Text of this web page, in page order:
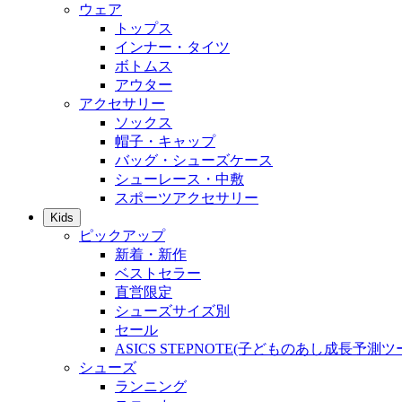
ウェア
トップス
インナー・タイツ
ボトムス
アウター
アクセサリー
ソックス
帽子・キャップ
バッグ・シューズケース
シューレース・中敷
スポーツアクセサリー
Kids
ピックアップ
新着・新作
ベストセラー
直営限定
シューズサイズ別
セール
ASICS STEPNOTE(子どものあし成長予測ツ
シューズ
ランニング